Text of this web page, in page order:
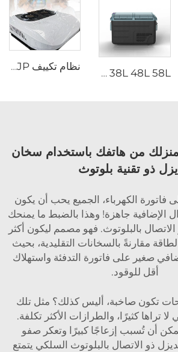
JP 38L 48L 58L مزدوج المنطقة المحمول للتخييم الكهربائي المبرد صندوق DC ضاغط المجمد الثلاجة ثلاجات سيارات
نظام تكييف JP بجهد 24 فولت تيار متردد على سطح الشاحنات، مكيف هواء كهربائي 12 فولت للشاحنات
من هاتفك باستخدام سخان
ذو تقنية بلوتوث
فاتورة الكهرباء، الجميع يحب أن يكون
الإضافية جاهزة! وهذا بالضبط ما يمنحك
بالبلوتوث. فهو مصمم ليكون أكثر
مقارنةً بالسخانات التقليدية، بحيث
صغير على فاتورة التدفئة واستهلاك
أقل للوقود.
تكون صاخبة، أليس كذلك؟ مثل تلك
لا تراها كثيرًا، والطرازات الأكثر تكلفة.
أن تُسبب إزعاجًا كبيرًا وتعكر صفو
ذو الاتصال بالبلوتوث السلكي يتمتع